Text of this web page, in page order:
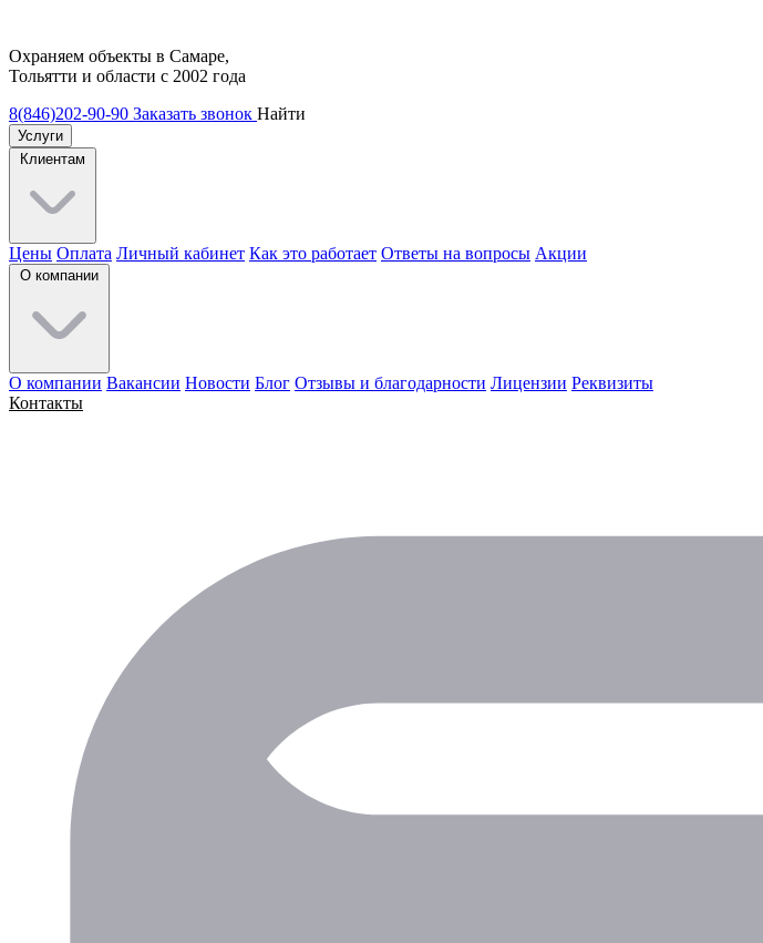
Охраняем объекты в Самаре,
Тольятти и области с 2002 года
8(846)202-90-90 Заказать звонок Найти
Услуги
Клиентам
Цены Оплата Личный кабинет Как это работает Ответы на вопросы Акции
О компании
О компании Вакансии Новости Блог Отзывы и благодарности Лицензии Реквизиты
Контакты